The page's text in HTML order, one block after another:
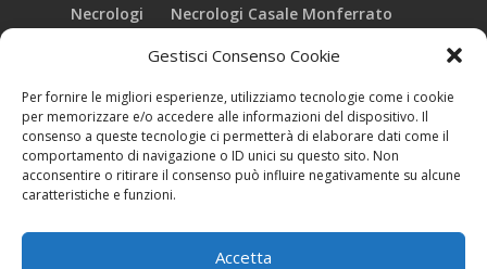
Gestisci Consenso Cookie
Per fornire le migliori esperienze, utilizziamo tecnologie come i cookie
per memorizzare e/o accedere alle informazioni del dispositivo. Il
consenso a queste tecnologie ci permetterà di elaborare dati come il
comportamento di navigazione o ID unici su questo sito. Non
acconsentire o ritirare il consenso può influire negativamente su alcune
caratteristiche e funzioni.
Accetta
Necrologi
Necrologi Casale Monferrato
Realizzazione grafica e Copyright © zeropensieri local web -
Casale Monferrato info@zeropensieri-cloud